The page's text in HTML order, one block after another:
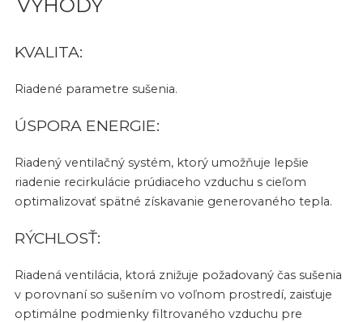
VÝHODY
KVALITA:
Riadené parametre sušenia.
ÚSPORA ENERGIE:
Riadený ventilačný systém, ktorý umožňuje lepšie
riadenie recirkulácie prúdiaceho vzduchu s cieľom
optimalizovať spätné získavanie generovaného tepla.
RÝCHLOSŤ:
Riadená ventilácia, ktorá znižuje požadovaný čas sušenia
v porovnaní so sušením vo voľnom prostredí, zaisťuje
optimálne podmienky filtrovaného vzduchu pre